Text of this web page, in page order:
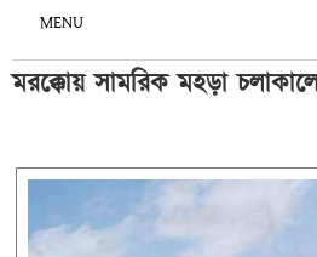
MENU
মরক্কোয় সামরিক মহড়া